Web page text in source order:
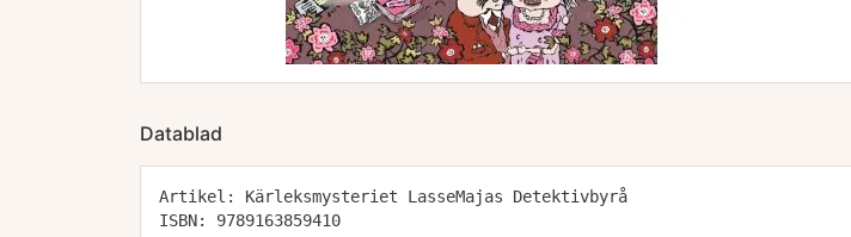
Datablad
Artikel: Kärleksmysteriet LasseMajas Detektivbyrå
ISBN: 9789163859410